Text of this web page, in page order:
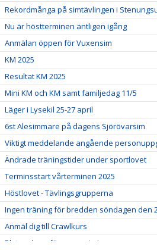
Rekordmånga på simtävlingen i
Nu är höstterminen äntligen igång
Anmälan öppen för Vuxensim
KM 2025
Resultat KM 2025
Mini KM och KM samt familjedag 11/5
Läger i Lysekil 25-27 april
6st Alesimmare på dagens Sjörövarsim
Viktigt meddelande angående
Ändrade träningstider under sportlovet
Terminsstart vårterminen 2025
Höstlovet - Tävlingsgrupperna
Ingen träning för bredden söndagen den
Anmäl dig till Crawlkurs
Platser kvar för vuxensim!